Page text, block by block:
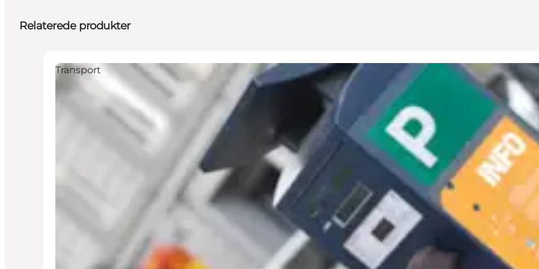
Relaterede produkter
Transport